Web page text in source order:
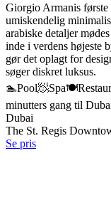
Giorgio Armanis
umiskendelig
arabiske detaljer
inde i verdens højeste
gør det oplagt for
søger diskret luksus.
🏊Pool🧖Spa🍽️
minutters gang til
Dubai
The St. Regis
Se pris